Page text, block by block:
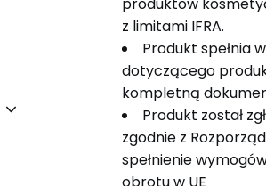
z limitami IFRA.
Produkt spełnia
dotyczącego
kompletną
Produkt został
zgodnie z
spełnienie
obrotu w UE